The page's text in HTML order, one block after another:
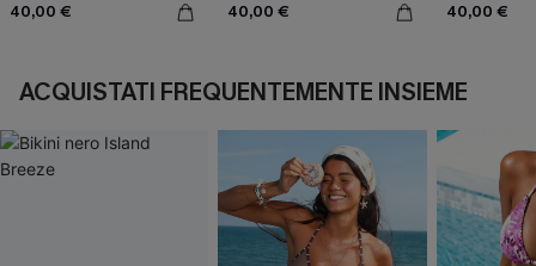
40,00 € 40,00 € 40,00 €
ACQUISTATI FREQUENTEMENTE INSIEME